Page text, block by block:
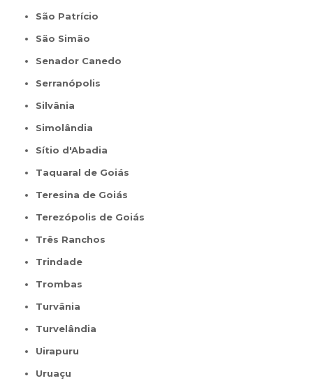
São Patrício
São Simão
Senador Canedo
Serranópolis
Silvânia
Simolândia
Sítio d'Abadia
Taquaral de Goiás
Teresina de Goiás
Terezópolis de Goiás
Três Ranchos
Trindade
Trombas
Turvânia
Turvelândia
Uirapuru
Uruaçu